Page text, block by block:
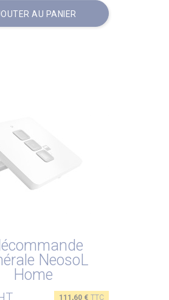
AU PANIER
NeosoL
Home
Prix
111,60 € TTC